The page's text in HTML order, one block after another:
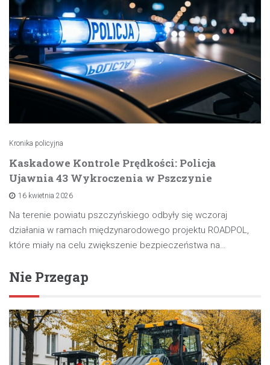
Kronika policyjna
Kaskadowe Kontrole Prędkości: Policja
Ujawnia 43 Wykroczenia w Pszczynie
16 kwietnia 2026
Na terenie powiatu pszczyńskiego odbyły się wczoraj
działania w ramach międzynarodowego projektu ROADPOL,
które miały na celu zwiększenie bezpieczeństwa na…
Nie Przegap